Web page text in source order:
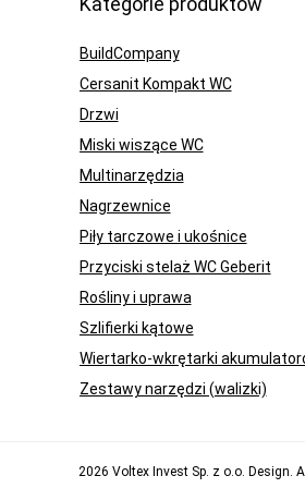
BuildCompany
Cersanit Kompakt WC
Drzwi
Miski wiszące WC
Multinarzędzia
Nagrzewnice
Piły tarczowe i ukośnice
Przyciski stelaż WC Geberit
Rośliny i uprawa
Szlifierki kątowe
Wiertarko-wkrętarki
Zestawy narzędzi (walizki)
2026 Voltex Invest Sp. z o.o. Design.